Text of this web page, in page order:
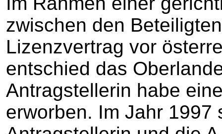
zwischen den
Lizenzvertrag vor
entschied das
Antragstellerin habe
erworben. Im Jahr 1997